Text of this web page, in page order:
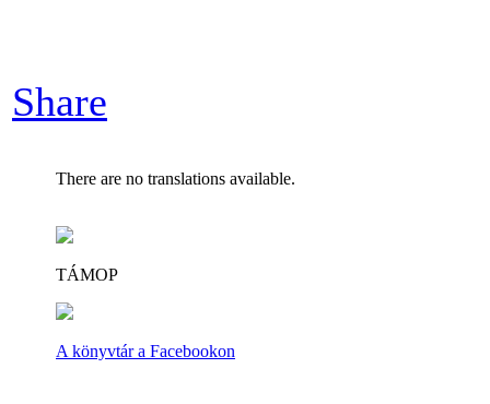
Share
There are no translations available.
TÁMOP
A könyvtár a Facebookon